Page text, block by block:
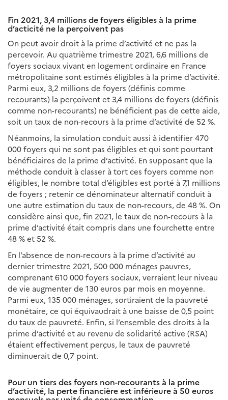
Fin 2021, 3,4 millions de foyers éligibles à la prime
d’acticité ne la perçoivent pas
On peut avoir droit à la prime d’activité et ne pas la
percevoir. Au quatrième trimestre 2021, 6,6 millions de
foyers sociaux vivant en logement ordinaire en France
métropolitaine sont estimés éligibles à la prime d’activité.
Parmi eux, 3,2 millions de foyers (définis comme
recourants) la perçoivent et 3,4 millions de foyers (définis
comme non-recourants) ne bénéficient pas de cette aide,
soit un taux de non-recours à la prime d’activité de 52 %.
Néanmoins, la simulation conduit aussi à identifier 470
000 foyers qui ne sont pas éligibles et qui sont pourtant
bénéficiaires de la prime d’activité. En supposant que la
méthode conduit à classer à tort ces foyers comme non
éligibles, le nombre total d’éligibles est porté à 7,1 millions
de foyers ; retenir ce dénominateur alternatif conduit à
une autre estimation du taux de non-recours, de 48 %. On
considère ainsi que, fin 2021, le taux de non-recours à la
prime d’activité était compris dans une fourchette entre
48 % et 52 %.
En l’absence de non-recours à la prime d’activité au
dernier trimestre 2021, 500 000 ménages pauvres,
comprenant 610 000 foyers sociaux, verraient leur niveau
de vie augmenter de 130 euros par mois en moyenne.
Parmi eux, 135 000 ménages, sortiraient de la pauvreté
monétaire, ce qui équivaudrait à une baisse de 0,5 point
du taux de pauvreté. Enfin, si l’ensemble des droits à la
prime d’activité et au revenu de solidarité active (RSA)
étaient effectivement perçus, le taux de pauvreté
diminuerait de 0,7 point.
Pour un tiers des foyers non-recourants à la prime
d’activité, la perte financière est inférieure à 50 euros